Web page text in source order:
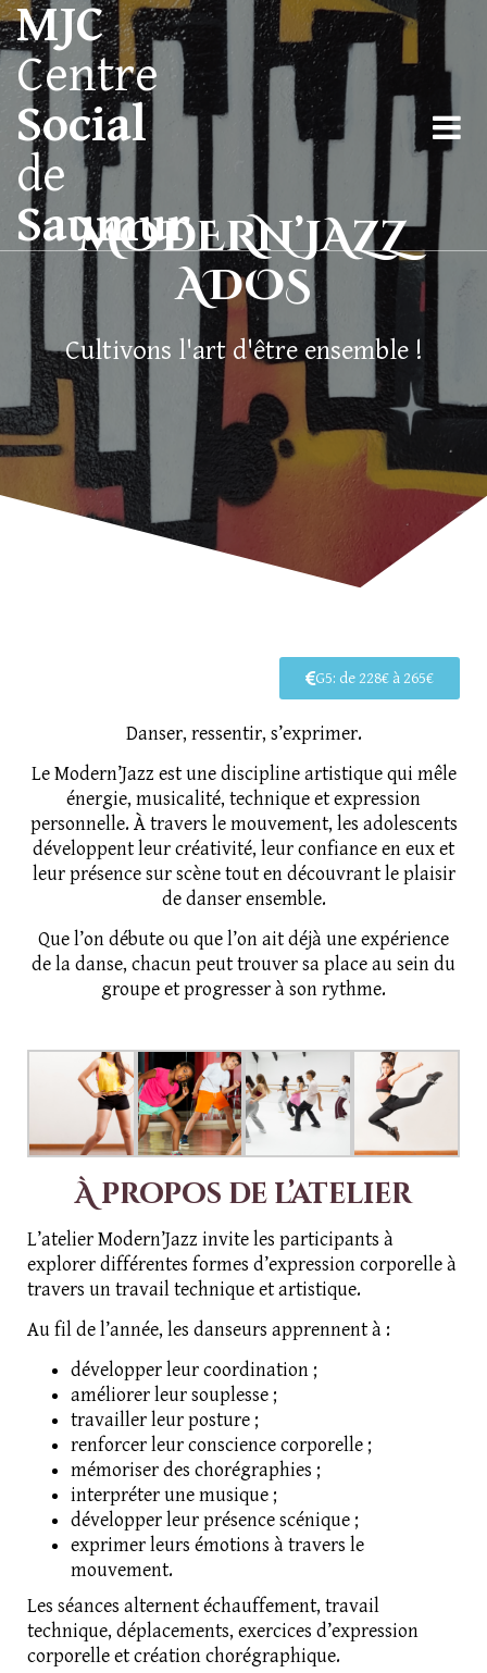
MJC
Centre
Social
de
Saumur
MODERN’JAZZ
ADOS
Cultivons l'art d'être ensemble !
G5: de 228€ à 265€
Danser, ressentir, s’exprimer.
Le Modern’Jazz est une discipline artistique qui mêle
énergie, musicalité, technique et expression
personnelle. À travers le mouvement, les adolescents
développent leur créativité, leur confiance en eux et
leur présence sur scène tout en découvrant le plaisir
de danser ensemble.
Que l’on débute ou que l’on ait déjà une expérience
de la danse, chacun peut trouver sa place au sein du
groupe et progresser à son rythme.
À propos de l’atelier
L’atelier Modern’Jazz invite les participants à
explorer différentes formes d’expression corporelle à
travers un travail technique et artistique.
Au fil de l’année, les danseurs apprennent à :
développer leur coordination ;
améliorer leur souplesse ;
travailler leur posture ;
renforcer leur conscience corporelle ;
mémoriser des chorégraphies ;
interpréter une musique ;
développer leur présence scénique ;
exprimer leurs émotions à travers le
mouvement.
Les séances alternent échauffement, travail
technique, déplacements, exercices d’expression
corporelle et création chorégraphique.